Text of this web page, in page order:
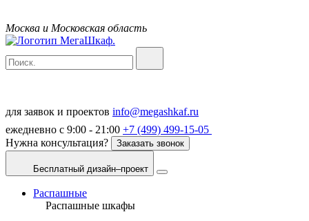
Москва и Московская область
для заявок и проектов info@megashkaf.ru
ежедневно с 9:00 - 21:00 +7 (499) 499-15-05
Нужна консультация?
Заказать звонок
Бесплатный дизайн–проект
Распашные
Распашные шкафы